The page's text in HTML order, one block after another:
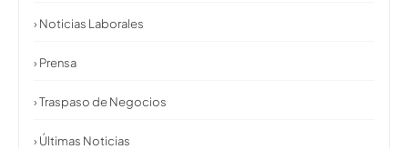
› Noticias Laborales
› Prensa
› Traspaso de Negocios
› Últimas Noticias